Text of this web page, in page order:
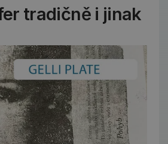
tradičně i jinak